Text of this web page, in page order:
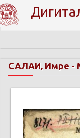
САЛАИ, Имре -